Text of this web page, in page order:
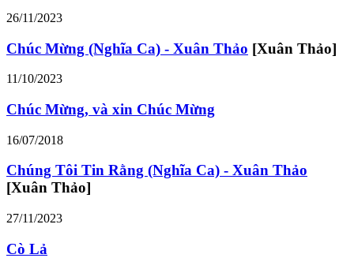
26/11/2023
Chúc Mừng (Nghĩa Ca) - Xuân Thảo [Xuân Thảo]
11/10/2023
Chúc Mừng, và xin Chúc Mừng
16/07/2018
Chúng Tôi Tin Rằng (Nghĩa Ca) - Xuân Thảo
[Xuân Thảo]
27/11/2023
Cò Lả